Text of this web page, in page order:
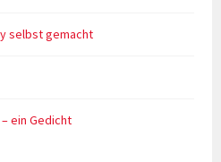
selbst gemacht
ein Gedicht